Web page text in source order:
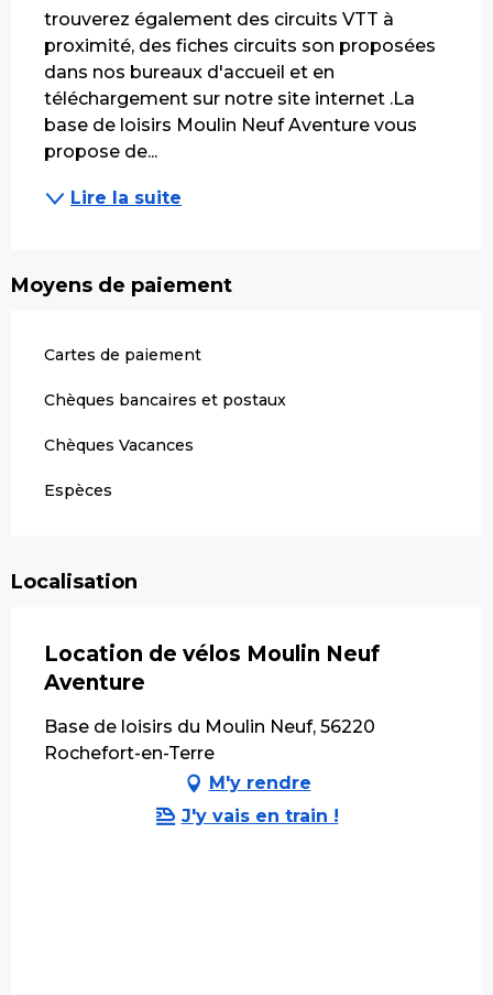
trouverez également des circuits VTT à
proximité, des fiches circuits son proposées
dans nos bureaux d'accueil et en
téléchargement sur notre site internet .La
base de loisirs Moulin Neuf Aventure vous
propose de...
Lire la suite
Moyens de paiement
Cartes de paiement
Chèques bancaires et postaux
Chèques Vacances
Espèces
Localisation
Location de vélos Moulin Neuf
Aventure
Base de loisirs du Moulin Neuf, 56220
Rochefort-en-Terre
M'y rendre
J'y vais en train !